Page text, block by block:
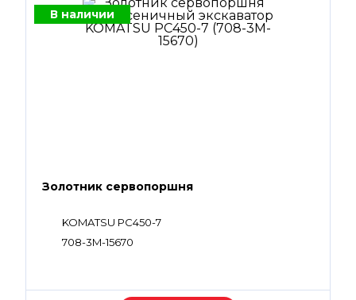
В наличии
Золотник сервопоршня
KOMATSU PC450-7
708-3M-15670